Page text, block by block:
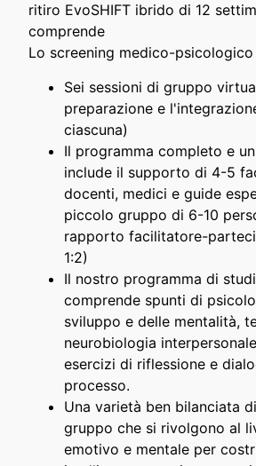
ritiro EvoSHIFT ibrido di 12
comprende
Lo screening medico-psicologico
Sei sessioni di gruppo
preparazione e
ciascuna)
Il programma completo e
include il supporto di 4-5
docenti, medici e guide
piccolo gruppo di 6-10
rapporto facilitatore-
1:2)
Il nostro programma di
comprende spunti di
sviluppo e delle mentalità,
neurobiologia
esercizi di riflessione e
processo.
Una varietà ben bilanciata
gruppo che si rivolgono al
emotivo e mentale per